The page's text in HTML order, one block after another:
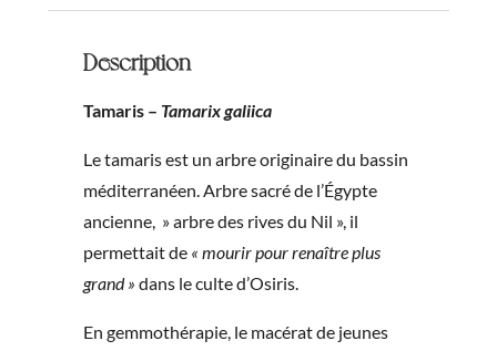
Description
Tamaris – Tamarix galiica
Le tamaris est un arbre originaire du bassin
méditerranéen. Arbre sacré de l’Égypte
ancienne, » arbre des rives du Nil », il
permettait de « mourir pour renaître plus
grand » dans le culte d’Osiris.
En gemmothérapie, le macérat de jeunes